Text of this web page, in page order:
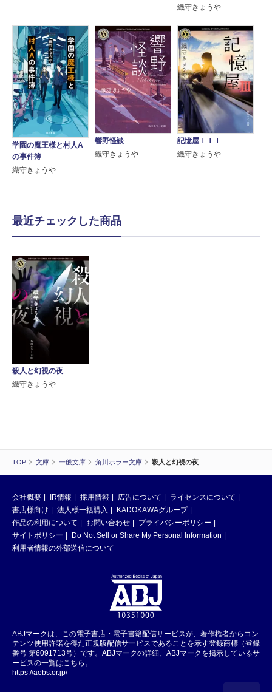
TOP 文庫 一般文庫 角川ホラー文庫 殺人と幻視の夜
織守きょうや
学園の魔王様と村人A
の事件簿
織守きょうや
響野怪談
織守きょうや
記憶屋ＩＩＩ
織守きょうや
最近チェックした商品
殺人と幻視の夜
織守きょうや
会社概要 IR情報 採用情報 広告について
ライセンスについて
書店様向け
法人様一括購入
KADOKAWAグループ
作品の利用について
お問い合わせ
プライバシーポリシー
サイトポリシー
Do Not Sell or Share My Personal Information
利用者情報の外部送信について
ABJマークは、この電子書店・電子書籍配信サービスが、著作権者からコン
テンツ使用許諾を得た正規版配信サービスであることを示す登録商標（登録
番号 第6091713号）です。ABJマークの詳細、ABJマークを掲示しているサ
ービスの一覧はこちら。
https://aebs.or.jp/